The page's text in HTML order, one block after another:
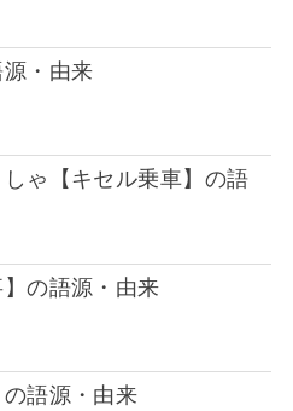
・由来
ゃ【キセル乗車】の語
の語源・由来
語源・由来